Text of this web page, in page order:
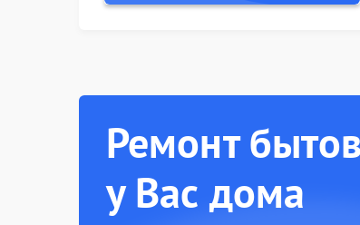
Ремонт
у Вас дома